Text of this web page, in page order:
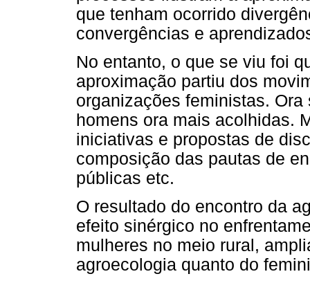
que tenham ocorrido
convergências e
No entanto, o que se viu foi
aproximação partiu dos
organizações feministas.
homens ora mais acolhidas.
iniciativas e propostas de
composição das pautas de
públicas etc.
O resultado do encontro da
efeito sinérgico no
mulheres no meio rural,
agroecologia quanto do